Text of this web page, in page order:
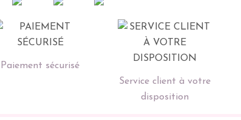
Paiement sécurisé
Service client à votre
disposition